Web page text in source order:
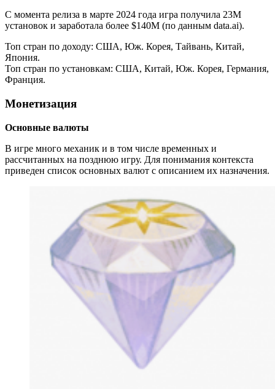
С момента релиза в марте 2024 года игра получила 23M
установок и заработала более $140M (по данным data.ai).
Топ стран по доходу: США, Юж. Корея, Тайвань, Китай,
Япония.
Топ стран по установкам: США, Китай, Юж. Корея, Германия,
Франция.
Монетизация
Основные валюты
В игре много механик и в том числе временных и
рассчитанных на позднюю игру. Для понимания контекста
приведен список основных валют с описанием их назначения.